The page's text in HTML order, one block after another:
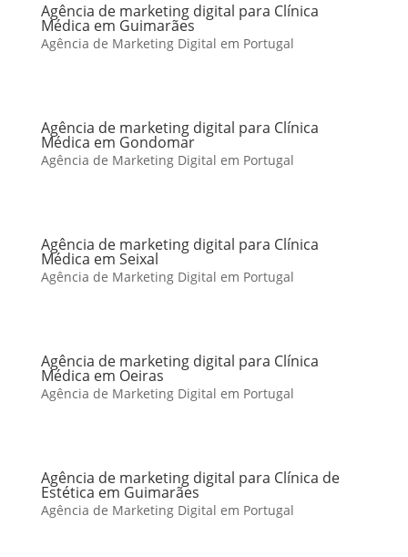
Agência de marketing digital para Clínica
Médica em Guimarães
Agência de Marketing Digital em Portugal
Agência de marketing digital para Clínica
Médica em Gondomar
Agência de Marketing Digital em Portugal
Agência de marketing digital para Clínica
Médica em Seixal
Agência de Marketing Digital em Portugal
Agência de marketing digital para Clínica
Médica em Oeiras
Agência de Marketing Digital em Portugal
Agência de marketing digital para Clínica de
Estética em Guimarães
Agência de Marketing Digital em Portugal